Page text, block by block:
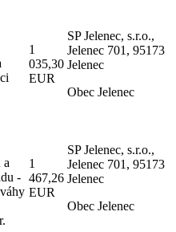
1
035,30
EUR
SP Jelenec, s.r.o.,
Jelenec 701, 95173
Jelenec
Obec Jelenec
a
-
1
467,26
EUR
SP Jelenec, s.r.o.,
Jelenec 701, 95173
Jelenec
Obec Jelenec